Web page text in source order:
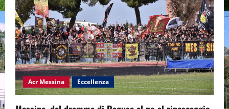
Acr Messina Eccellenza